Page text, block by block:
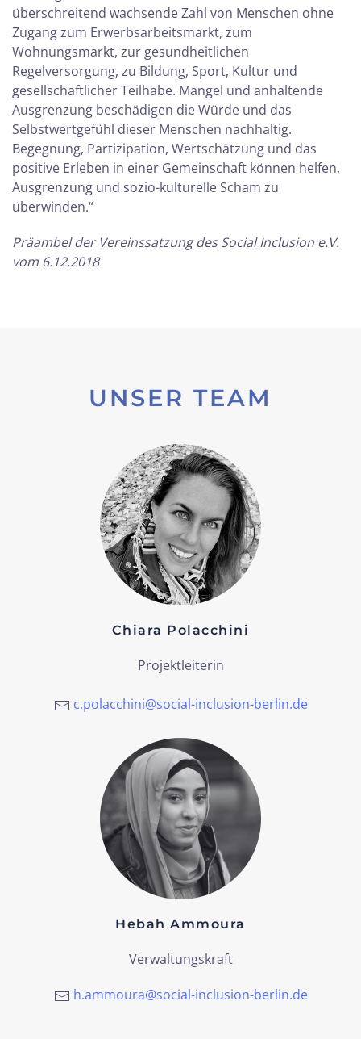
überschreitend wachsende Zahl von Menschen ohne
Zugang zum Erwerbsarbeitsmarkt, zum
Wohnungsmarkt, zur gesundheitlichen
Regelversorgung, zu Bildung, Sport, Kultur und
gesellschaftlicher Teilhabe. Mangel und anhaltende
Ausgrenzung beschädigen die Würde und das
Selbstwertgefühl dieser Menschen nachhaltig.
Begegnung, Partizipation, Wertschätzung und das
positive Erleben in einer Gemeinschaft können helfen,
Ausgrenzung und sozio-kulturelle Scham zu
überwinden.“
Präambel der Vereinssatzung des Social Inclusion e.V.
vom 6.12.2018
UNSER TEAM
Chiara Polacchini
Projektleiterin
c.polacchini@social-inclusion-berlin.de
Hebah Ammoura
Verwaltungskraft
h.ammoura@social-inclusion-berlin.de